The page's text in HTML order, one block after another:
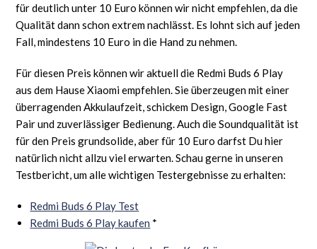
für deutlich unter 10 Euro können wir nicht empfehlen, da die
Qualität dann schon extrem nachlässt. Es lohnt sich auf jeden
Fall, mindestens 10 Euro in die Hand zu nehmen.
Für diesen Preis können wir aktuell die Redmi Buds 6 Play
aus dem Hause Xiaomi empfehlen. Sie überzeugen mit einer
überragenden Akkulaufzeit, schickem Design, Google Fast
Pair und zuverlässiger Bedienung. Auch die Soundqualität ist
für den Preis grundsolide, aber für 10 Euro darfst Du hier
natürlich nicht allzu viel erwarten. Schau gerne in unseren
Testbericht, um alle wichtigen Testergebnisse zu erhalten:
Redmi Buds 6 Play Test
Redmi Buds 6 Play kaufen *